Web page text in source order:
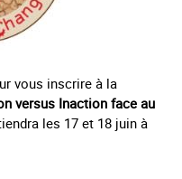
vous inscrire à la
versus Inaction face au
les 17 et 18 juin à